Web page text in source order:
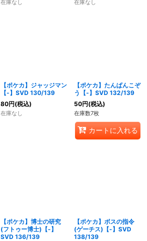
在庫なし 在庫なし
【ポケカ】ジャッジマン
【-】SVD 130/139
80円(税込)
在庫なし
【ポケカ】たんぱんこぞ
う【-】SVD 132/139
50円(税込)
在庫数7枚
カートに入れる
【ポケカ】博士の研究
(フトゥー博士)【-】
SVD 136/139
【ポケカ】ボスの指令
(ゲーチス)【-】SVD
138/139